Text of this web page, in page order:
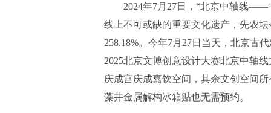
2024年7月27日，“北京中轴线——
线上不可或缺的重要文化遗产，先农
258.18%。今年7月27日当天，北京古
2025北京文博创意设计大赛北京中轴
庆成宫庆成嘉饮空间，其余文创空间
藻井金属解构冰箱贴也无需预约。